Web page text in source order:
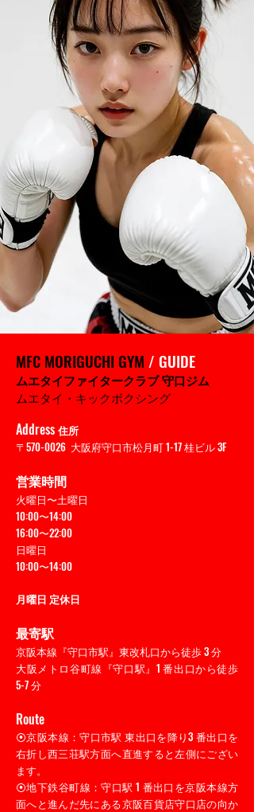
MFC MORIGUCHI GYM / GUIDE
ムエタイファイタークラブ 守口ジム
ムエタイ ・キックボクシング
Address 住所
〒570-0026 大阪府守口市松月町 1-17 桂ビル 3F
営業時間
火曜日〜土曜日
10:00〜14:00
16:00〜22:00
日曜日
10:00〜14:00
月曜日 定休日
最寄駅
京阪本線『守口市駅』東改札口から徒歩 3 分
大阪メトロ谷町線『守口駅』1 番出口から徒歩
5-7 分
Route
⦿京阪本線：守口市駅 東出口を降り3 番出口を
右折し西三荘駅方面へ直進すると左側にござい
ます。
⦿地下鉄谷町線：守口駅 1 番出口を京阪本線方
面へと進んだ先にある京阪百貨店守口店の向か